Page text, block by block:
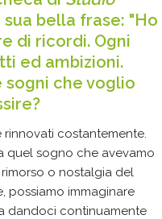
bella frase: "Ho
di ricordi. Ogni
ed ambizioni.
che voglio
costantemente.
quel sogno che avevamo
o nostalgia del
possiamo immaginare
dandoci continuamente